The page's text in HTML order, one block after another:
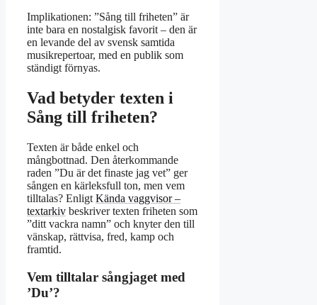
Implikationen: ”Sång till friheten” är
inte bara en nostalgisk favorit – den är
en levande del av svensk samtida
musikrepertoar, med en publik som
ständigt förnyas.
Vad betyder texten i
Sång till friheten?
Texten är både enkel och
mångbottnad. Den återkommande
raden ”Du är det finaste jag vet” ger
sången en kärleksfull ton, men vem
tilltalas? Enligt Kända vaggvisor –
textarkiv beskriver texten friheten som
”ditt vackra namn” och knyter den till
vänskap, rättvisa, fred, kamp och
framtid.
Vem tilltalar sångjaget med
’Du’?